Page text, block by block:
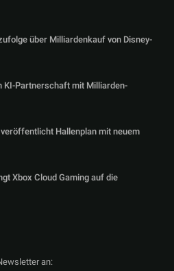
über Milliardenkauf von Disney-
Partnerschaft mit Milliarden-
Hallenplan mit neuem
Xbox Cloud Gaming auf die
an: